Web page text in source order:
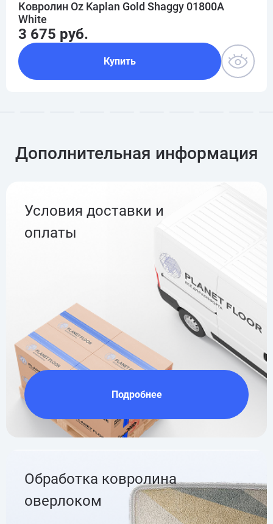
Ковролин Oz Kaplan Gold Shaggy 01800A
White
3 675 руб.
Купить
Дополнительная информация
Условия доставки и
оплаты
Подробнее
Обработка ковролина
оверлоком